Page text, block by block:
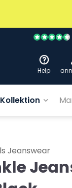
Help
Jeanswear